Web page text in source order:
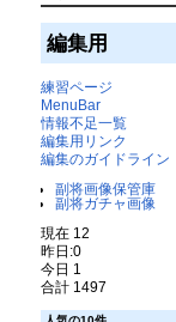
編集用
練習ページ
MenuBar
情報不足一覧
編集用リンク
編集のガイドライン
副将画像保管庫
副将ガチャ画像
現在 12
昨日:0
今日 1
合計 1497